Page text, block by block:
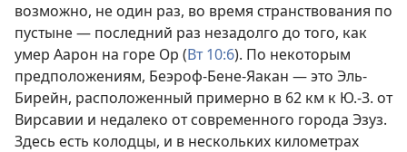
возможно, не один раз, во время странствования по
пустыне — последний раз незадолго до того, как
умер Аарон на горе Ор (Вт 10:6). По некоторым
предположениям, Беэроф-Бене-Яакан — это Эль-
Бирейн, расположенный примерно в 62 км к Ю.-З. от
Вирсавии и недалеко от современного города Эзуз.
Здесь есть колодцы, и в нескольких километрах